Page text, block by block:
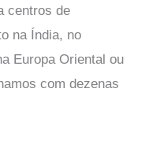
centros de
na Índia, no
Europa Oriental ou
com dezenas